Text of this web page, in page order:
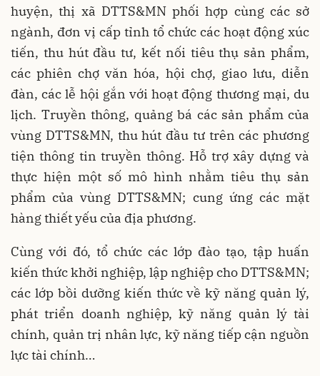
huyện, thị xã DTTS&MN phối hợp cùng các sở
ngành, đơn vị cấp tỉnh tổ chức các hoạt động xúc
tiến, thu hút đầu tư, kết nối tiêu thụ sản phẩm,
các phiên chợ văn hóa, hội chợ, giao lưu, diễn
đàn, các lễ hội gắn với hoạt động thương mại, du
lịch. Truyền thông, quảng bá các sản phẩm của
vùng DTTS&MN, thu hút đầu tư trên các phương
tiện thông tin truyền thông. Hỗ trợ xây dựng và
thực hiện một số mô hình nhằm tiêu thụ sản
phẩm của vùng DTTS&MN; cung ứng các mặt
hàng thiết yếu của địa phương.
Cùng với đó, tổ chức các lớp đào tạo, tập huấn
kiến thức khởi nghiệp, lập nghiệp cho DTTS&MN;
các lớp bồi dưỡng kiến thức về kỹ năng quản lý,
phát triển doanh nghiệp, kỹ năng quản lý tài
chính, quản trị nhân lực, kỹ năng tiếp cận nguồn
lực tài chính…